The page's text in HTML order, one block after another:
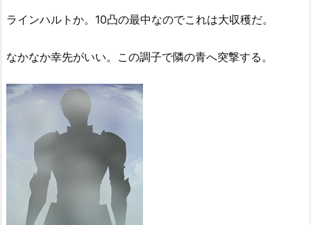
ラインハルトか。10凸の最中なのでこれは大収穫だ。
なかなか幸先がいい。この調子で隣の青へ突撃する。